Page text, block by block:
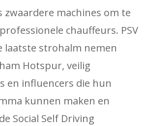
zwaardere machines om te
chauffeurs. PSV
laatste strohalm nemen
Hotspur, veilig
en influencers die hun
kunnen maken en
Social Self Driving